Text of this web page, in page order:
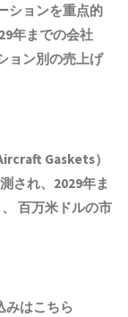
ションを重点的
年までの会社
ョン別の売上げ
Gaskets）
され、2029年ま
百万米ドルの市
みはこちら